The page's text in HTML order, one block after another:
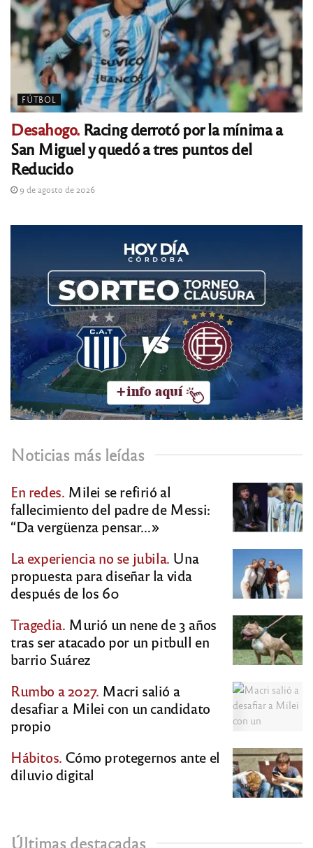
FÚTBOL
Desahogo. Racing derrotó por la mínima a
San Miguel y quedó a tres puntos del
Reducido
9 de agosto de 2026
Noticias más leídas
En redes. Milei se refirió al
fallecimiento del padre de Messi:
“Da vergüenza pensar…»
La experiencia no se jubila. Una
propuesta para diseñar la vida
después de los 60
Tragedia. Murió un nene de 3 años
tras ser atacado por un pitbull en
barrio Suárez
Rumbo a 2027. Macri salió a
desafiar a Milei con un candidato
propio
Hábitos. Cómo protegernos ante el
diluvio digital
Últimas destacadas